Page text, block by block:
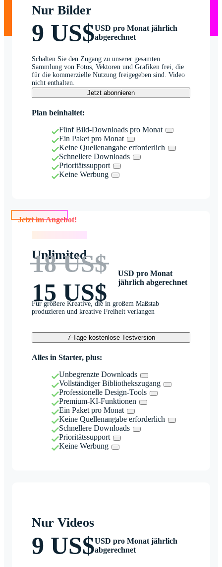
Nur Bilder
9 US$USD pro Monat jährlich
abgerechnet
Schalten Sie den Zugang zu unserer gesamten
Sammlung von Fotos, Vektoren und Grafiken frei, die
für die kommerzielle Nutzung freigegeben sind. Video
nicht enthalten.
Jetzt abonnieren
Plan beinhaltet:
Fünf Bild-Downloads pro Monat
Ein Paket pro Monat
Keine Quellenangabe erforderlich
Schnellere Downloads
Prioritätssupport
Keine Werbung
Jetzt im Angebot!
Unlimited
18 US$
15 US$
USD pro Monat
jährlich abgerechnet
Für größere Kreative, die in großem Maßstab
produzieren und kreative Freiheit verlangen
7-Tage kostenlose Testversion
Alles in Starter, plus:
Unbegrenzte Downloads
Vollständiger Bibliothekszugang
Professionelle Design-Tools
Premium-KI-Funktionen
Ein Paket pro Monat
Keine Quellenangabe erforderlich
Schnellere Downloads
Prioritätssupport
Keine Werbung
Nur Videos
9 US$USD pro Monat jährlich
abgerechnet